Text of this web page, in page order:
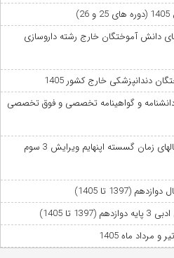
دانش آموختگان خارج رشته داروسازی
دندانپزشکی خارج کشور 1405
و گواهینامه تخصصی و فوق تخصصی
کتاب و حل المسائل پردازش سیگنالهای زمان گسسته اپنهایم ویرایش 3 سوم
1405)
مرداد ماه 1405